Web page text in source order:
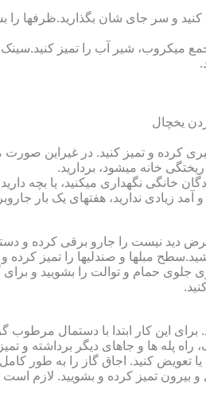
و سر جای شان بگذارید.ظرف‏ها را
میکروب، شیر آب را تمیز
کرده و تمیز کنید. در غیراین
خانه می‏شود، بردارید.
خانگی نگهداری می‏کنید، یا بچه
زیادی ندارید، هفته‏ای یک بار
دید نیست را جارو برقی کرده و
مبل‏ها و صندلی‏ها را تمیز
جلوی حمام و توالت را بشویید و
برای این کار ابتدا با دستمال
راه پله‏ ها و جاهای دیگر برداشته و
یا تعویض کنید. اجاق گاز را به طور
و بیرون تمیز کرده و بشویید.